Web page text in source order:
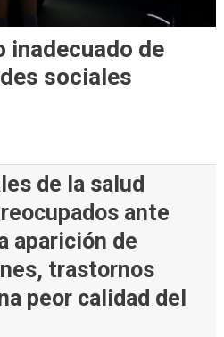
inadecuado de
sociales
de la salud
ante
aparición de
trastornos
peor calidad del